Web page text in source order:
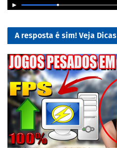
A resposta é sim! Veja Dicas